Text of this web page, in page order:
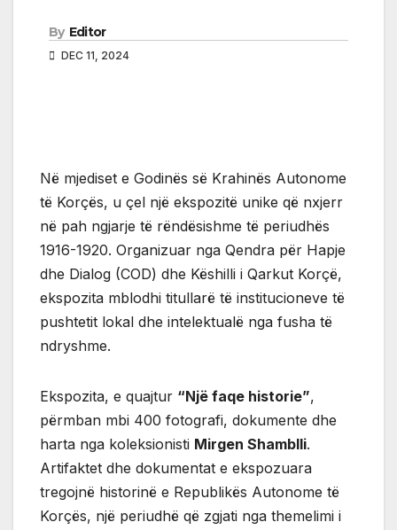
By Editor
DEC 11, 2024
Në mjediset e Godinës së Krahinës Autonome
të Korçës, u çel një ekspozitë unike që nxjerr
në pah ngjarje të rëndësishme të periudhës
1916-1920. Organizuar nga Qendra për Hapje
dhe Dialog (COD) dhe Këshilli i Qarkut Korçë,
ekspozita mblodhi titullarë të institucioneve të
pushtetit lokal dhe intelektualë nga fusha të
ndryshme.
Ekspozita, e quajtur “Një faqe historie”,
përmban mbi 400 fotografi, dokumente dhe
harta nga koleksionisti Mirgen Shamblli.
Artifaktet dhe dokumentat e ekspozuara
tregojnë historinë e Republikës Autonome të
Korçës, një periudhë që zgjati nga themelimi i